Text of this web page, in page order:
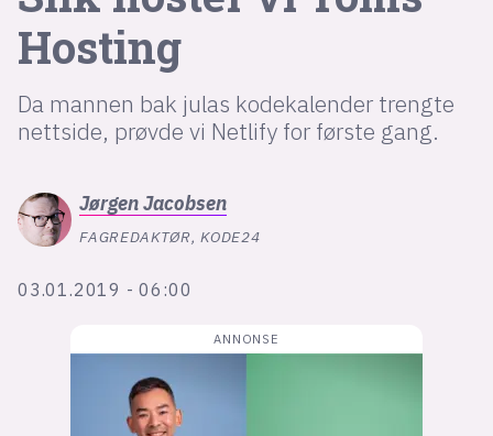
Hosting
Da mannen bak julas kodekalender trengte
nettside, prøvde vi Netlify for første gang.
JørgenJacobsen
FAGREDAKTØR, KODE24
03.01.2019 - 06:00
lys modus
mørk modus
nyhetsbrev
LinkedIn
Bluesky
annonsepriser
annonseguide
suksesshistorier